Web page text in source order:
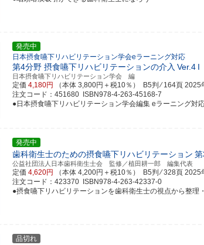
発売中
日本摂食嚥下リハビリテーション学会eラーニング対応
第4分野 摂食嚥下リハビリテーションの介入 Ver.4 I
日本摂食嚥下リハビリテーション学会 編
定価 4,180円 （本体 3,800円＋税10％） B5判 ⁄ 164頁 2025
注文コード：451680 ISBN978-4-263-45168-7
●日本摂食嚥下リハビリテーション学会編集 eラーニング対
発売中
歯科衛生士のための摂食嚥下リハビリテーション
公益社団法人日本歯科衛生士会 監修／植田耕一郎 編集代表
定価 4,620円 （本体 4,200円＋税10％） B5判 ⁄ 328頁 2025
注文コード：423370 ISBN978-4-263-42337-0
●摂食嚥下リハビリテーションを歯科衛生士の視点から整
品切れ